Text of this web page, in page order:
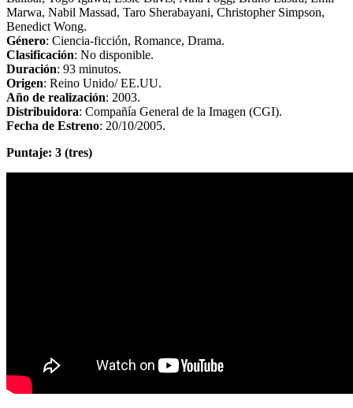
Marwa, Nabil Massad, Taro Sherabayani, Christopher Simpson,
Benedict Wong.
Género: Ciencia-ficción, Romance, Drama.
Clasificación: No disponible.
Duración: 93 minutos.
Origen: Reino Unido/ EE.UU.
Año de realización: 2003.
Distribuidora: Compañía General de la Imagen (CGI).
Fecha de Estreno: 20/10/2005.
Puntaje: 3 (tres)